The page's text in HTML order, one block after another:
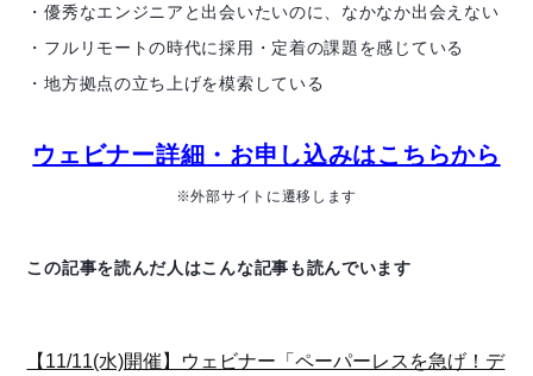
・優秀なエンジニアと出会いたいのに、なかなか出会えない
・フルリモートの時代に採用・定着の課題を感じている
・地方拠点の立ち上げを模索している
ウェビナー詳細・お申し込みはこちらから
※外部サイトに遷移します
この記事を読んだ人はこんな記事も読んでいます
【11/11(水)開催】ウェビナー「ペーパーレスを急げ！デ